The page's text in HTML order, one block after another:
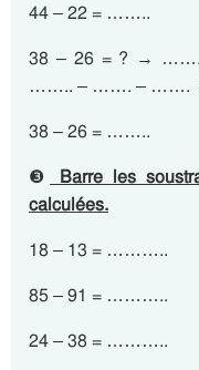
44 – 22 = ……..
38 – 26 = ? →
…….. – ……. – …….
38 – 26 = ……..
❸
Barre les
calculées.
18 – 13 = ………..
85 – 91 = ………..
24 – 38 = ………..